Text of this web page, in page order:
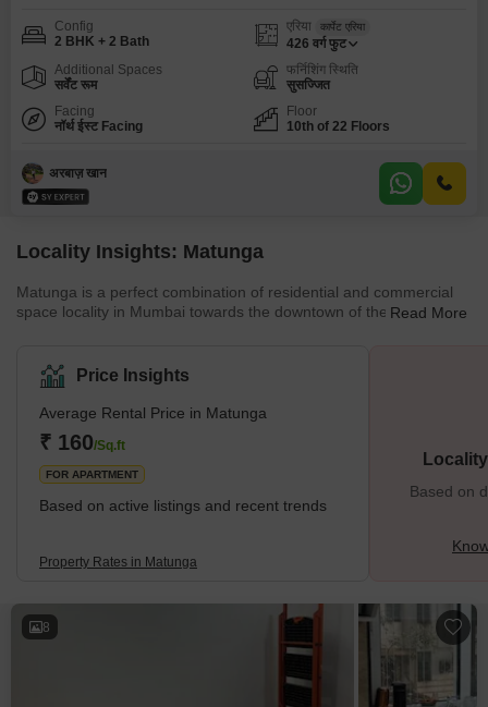
Config
2 BHK + 2 Bath
एरिया कार्पेट एरिया
426 वर्ग फुट
Additional Spaces
सर्वेंट रूम
फर्निशिंग स्थिति
सुसज्जित
Facing
नॉर्थ ईस्ट Facing
Floor
10th of 22 Floors
अरबाज़ खान
Locality Insights: Matunga
Matunga is a perfect combination of residential and commercial
space locality in Mumbai towards the downtown of the city. Apart
predominately Tamil Brahmins, Gujaratis, Parsi, Bengalis, and
Marathis. Talking about its history Matunga is one of the seven
original islands of Mumbai city and also it is one of the first
Read More
Price Insights
Average Rental Price in Matunga
₹ 160/Sq.ft
FOR APARTMENT
Based on active listings and recent trends
Property Rates in Matunga
Based on
8